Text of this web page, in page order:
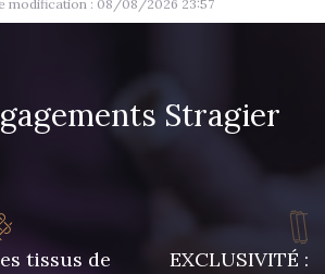
07378 - Bleu Optimiste
modification : 08/08/2026 23:57
Stragier
tissus de
EXCLUSIVITÉ :